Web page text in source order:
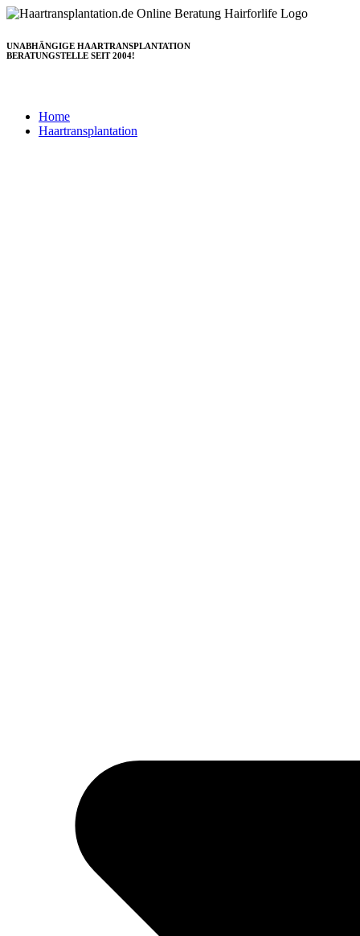
Zum
springen
UNABHÄNGIGE HAARTRANSPLANTATION
BERATUNGSTELLE SEIT 2004!
Home
Haartransplantation